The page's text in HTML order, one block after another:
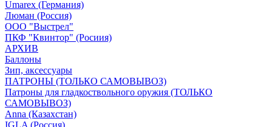
Umarex (Германия)
Люман (Россия)
ООО "Выстрел"
ПКФ "Квинтор" (Росиия)
АРХИВ
Баллоны
Зип, аксессуары
ПАТРОНЫ (ТОЛЬКО САМОВЫВОЗ)
Патроны для гладкоствольного оружия (ТОЛЬКО
САМОВЫВОЗ)
Anna (Казахстан)
IGLA (Россия)